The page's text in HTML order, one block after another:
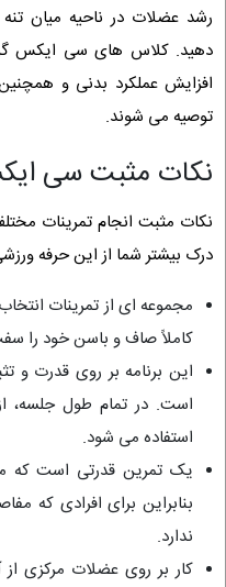
رشد عضلات در ناحیه میان
دهید. کلاس های سی ایکس
افزایش عملکرد بدنی و
توصیه می شوند.
نکات مثبت سی
نکات مثبت انجام تمرینات
درک بیشتر شما از این حرفه
مجموعه ای از تمرینات
کاملاً صاف و باسن خود را
این برنامه بر روی قدرت و
است. در تمام طول جلسه،
استفاده می شود.
یک تمرین قدرتی است که
بنابراین برای افرادی که
ندارد.
کار بر روی عضلات مرکزی